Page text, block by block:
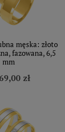
męska: złoto
fazowana, 6,5
mm
zł